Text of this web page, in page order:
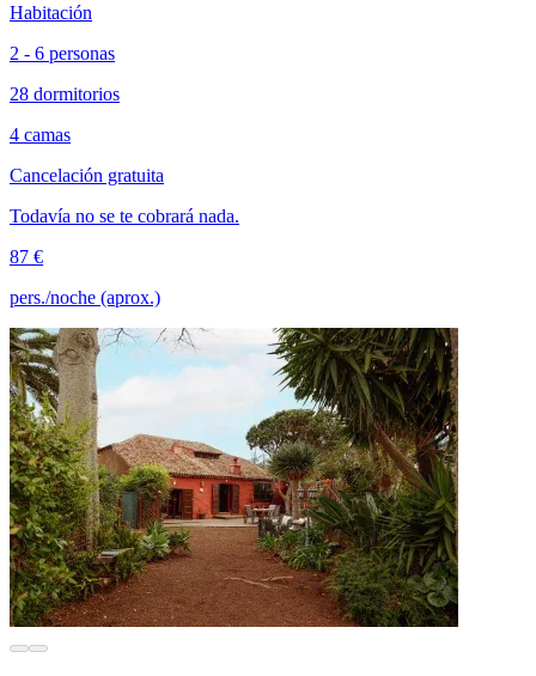
Habitación
2 - 6 personas
28 dormitorios
4 camas
Cancelación gratuita
Todavía no se te cobrará nada.
87 €
pers./noche (aprox.)